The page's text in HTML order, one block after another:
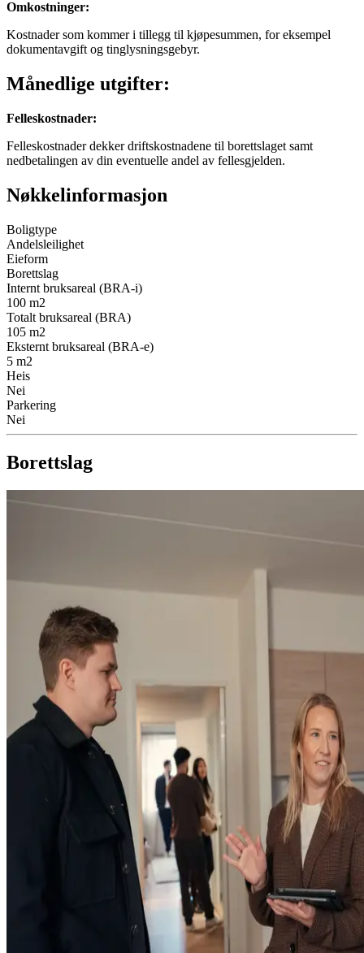
Omkostninger:
Kostnader som kommer i tillegg til kjøpesummen, for eksempel
dokumentavgift og tinglysningsgebyr.
Månedlige utgifter:
Felleskostnader:
Felleskostnader dekker driftskostnadene til borettslaget samt
nedbetalingen av din eventuelle andel av fellesgjelden.
Nøkkelinformasjon
Boligtype
Andelsleilighet
Eieform
Borettslag
Internt bruksareal (BRA-i)
100 m2
Totalt bruksareal (BRA)
105 m2
Eksternt bruksareal (BRA-e)
5 m2
Heis
Nei
Parkering
Nei
Borettslag